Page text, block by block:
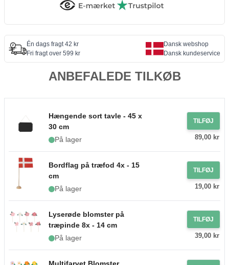
Én dags fragt 42 kr
Fri fragt over 599 kr
Dansk webshop
Dansk kundeservice
ANBEFALEDE TILKØB
Hængende sort tavle - 45 x
30 cm
På lager
TILFØJ
89,00 kr
Bordflag på træfod 4x - 15
cm
På lager
TILFØJ
19,00 kr
Lyserøde blomster på
træpinde 8x - 14 cm
På lager
TILFØJ
39,00 kr